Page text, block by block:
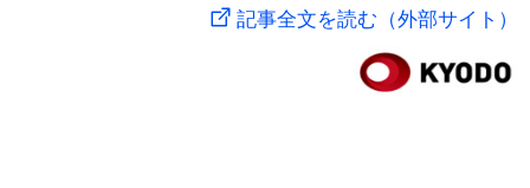
記事全文を読む（外部サイト）